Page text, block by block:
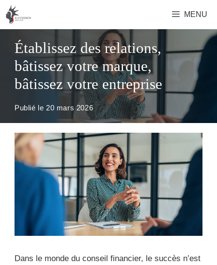
Aller
au
contenu
MENU
Établissez des relations,
bâtissez votre marque,
bâtissez votre entreprise
Publié le 20 mars 2026
Dans le monde du conseil financier, le succès n’est